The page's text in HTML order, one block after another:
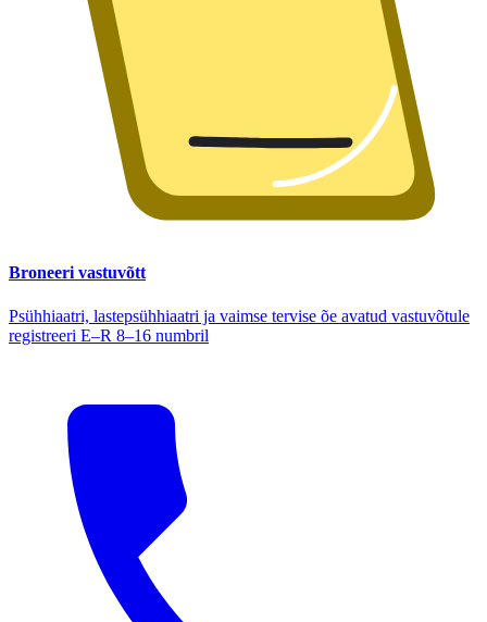
Broneeri vastuvõtt
Psühhiaatri, lastepsühhiaatri ja vaimse tervise õe avatud vastuvõtule
registreeri E–R 8–16 numbril